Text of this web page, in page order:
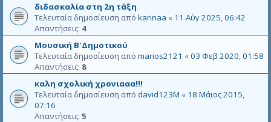
διδασκαλία στη 2η τάξη
Τελευταία δημοσίευση από karinaa « 11 Αύγ 2025, 06:42
Απαντήσεις: 4
Μουσική Β'Δημοτικού
Τελευταία δημοσίευση από marios2121 «03 Φεβ 2020, 01:58
Απαντήσεις: 8
καλη σχολική χρονιααα!!!
Τελευταία δημοσίευση από david123M « 18 Μάιος 2015,
07:16
Απαντήσεις: 5